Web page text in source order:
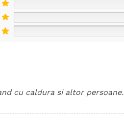
cu caldura si altor persoane.